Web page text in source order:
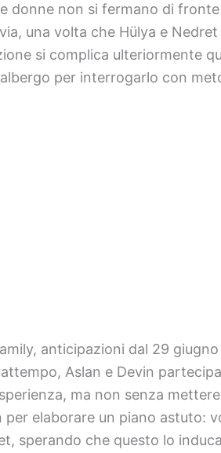
donne non si fermano di
una volta che Hülya e
si complica ulteriormente
per interrogarlo con
anticipazioni dal 29
Aslan e Devin
ma non senza
per elaborare un piano astuto:
sperando che questo lo